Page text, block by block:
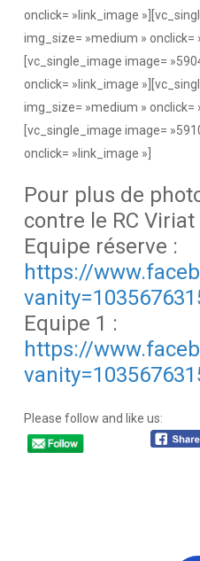
onclick= »link_image
img_size= »medium » onclick=
[vc_single_image image=
onclick= »link_image
img_size= »medium » onclick=
[vc_single_image image=
onclick= »link_image »]
Pour plus de
contre le RC Viriat
Equipe réserve :
https://
Equipe 1 :
https://
Please follow and like us: